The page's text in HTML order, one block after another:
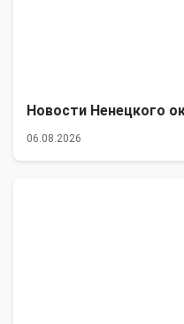
Новости Ненецкого
06.08.2026